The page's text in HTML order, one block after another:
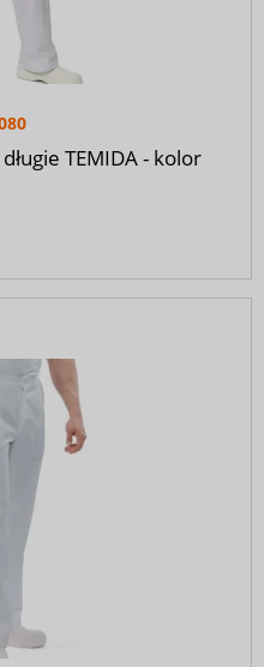
TEMIDA - kolor